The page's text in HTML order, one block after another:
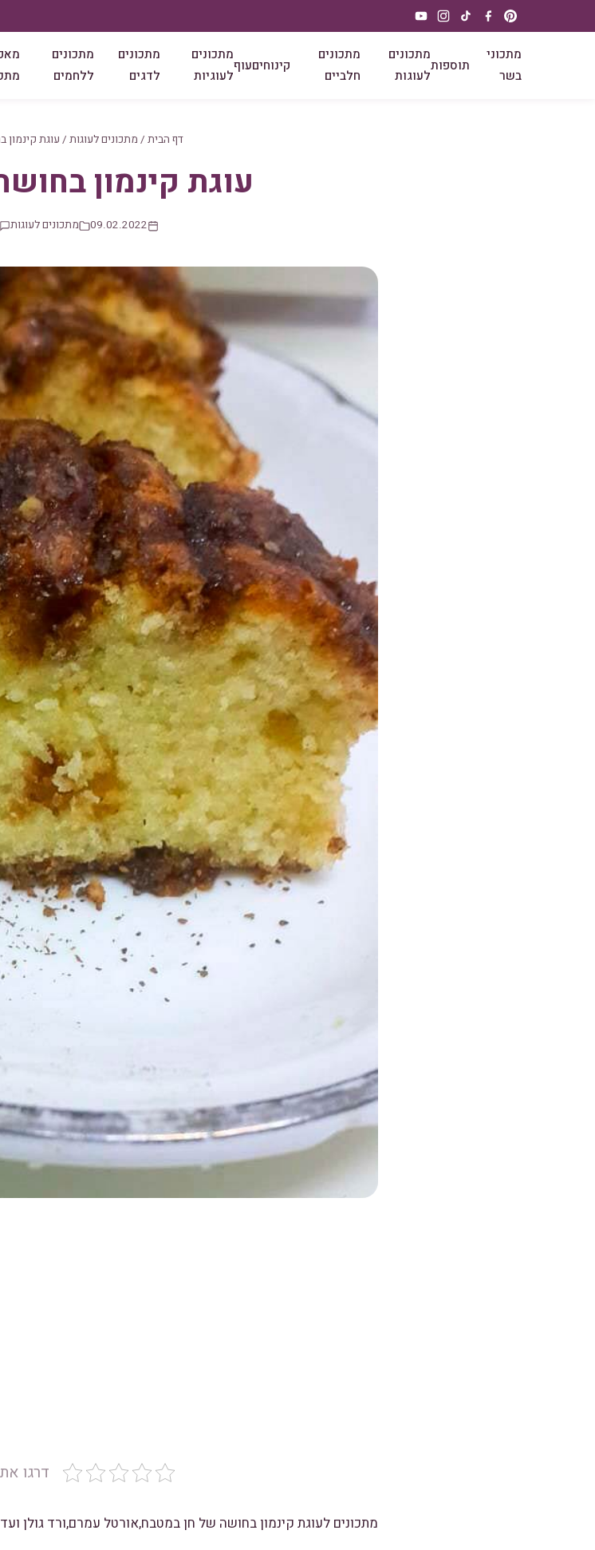
מתכוני
בשר
תוספות
מתכונים
לעוגות
מתכונים
חלביים
קינוחיםעוף
מתכונים
לעוגיות
מתכונים
לדגים
מתכונים
ללחמים
דף הבית / מתכונים לעוגות / עוגת קינמון
עוגת קינמון
09.02.2022 מתכונים לעוגות
דרגו
מתכונים לעוגת קינמון בחושה של חן במטבח,אורטל עמרם,ורד גולן